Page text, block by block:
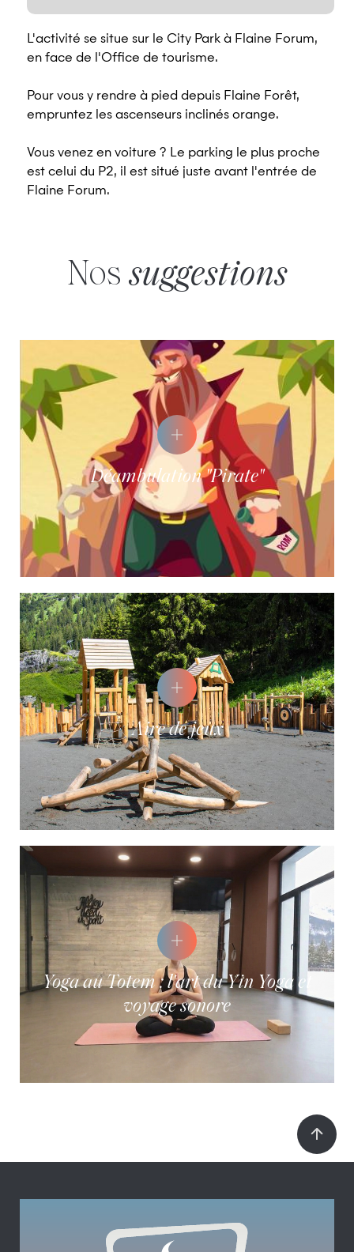
L'activité se situe sur le City Park à Flaine Forum,
en face de l'Office de tourisme.
Pour vous y rendre à pied depuis Flaine Forêt,
empruntez les ascenseurs inclinés orange.
Vous venez en voiture ? Le parking le plus proche
est celui du P2, il est situé juste avant l'entrée de
Flaine Forum.
Nos suggestions
Déambulation "Pirate"
Aire de jeux
Yoga au Totem : l'art du Yin Yoga et
voyage sonore